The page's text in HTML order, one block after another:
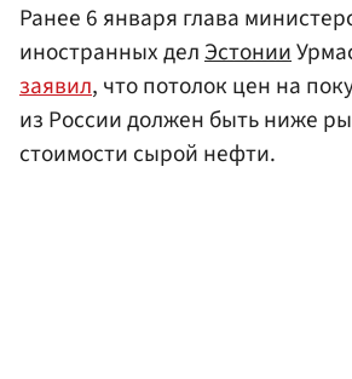
Ранее 6 января глава
иностранных делЭстонии
заявил, что потолок цен на
из России должен быть ниже
стоимости сырой нефти.